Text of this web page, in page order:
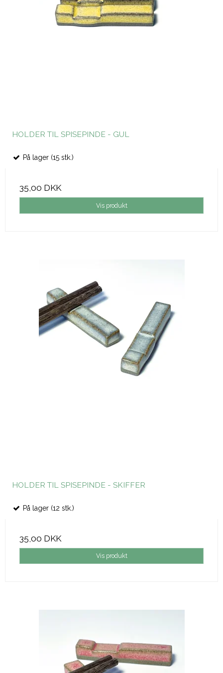
HOLDER TIL SPISEPINDE - GUL
På lager (15 stk.)
35,00 DKK
Vis produkt
HOLDER TIL SPISEPINDE - SKIFFER
På lager (12 stk.)
35,00 DKK
Vis produkt